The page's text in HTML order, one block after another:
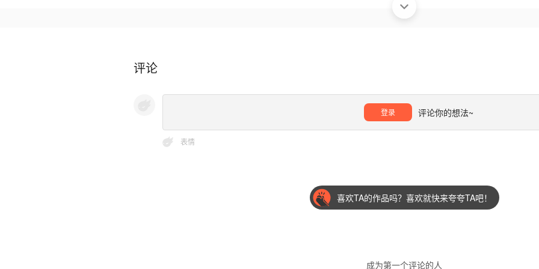
评论
登录 评论你的想法~
表情
喜欢TA的作品吗？喜欢就快来夸夸TA吧！
成为第一个评论的人